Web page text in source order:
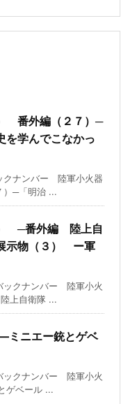
番外編（２７）─
を学んでこなかっ
クナンバー 陸軍小火器
─「明治 ...
─番外編 陸上自
示物（３） ー軍
ックナンバー 陸軍小火
上自衛隊 ...
ミニエー銃とゲベ
ックナンバー 陸軍小火
ゲベール ...